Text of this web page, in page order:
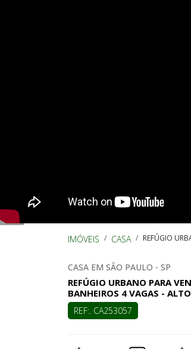
IMÓVEIS CASA REFÚGIO
CASA EM SÃO PAULO - SP
REFÚGIO URBANO PARA
BANHEIROS 4 VAGAS -
REF:. CA253057